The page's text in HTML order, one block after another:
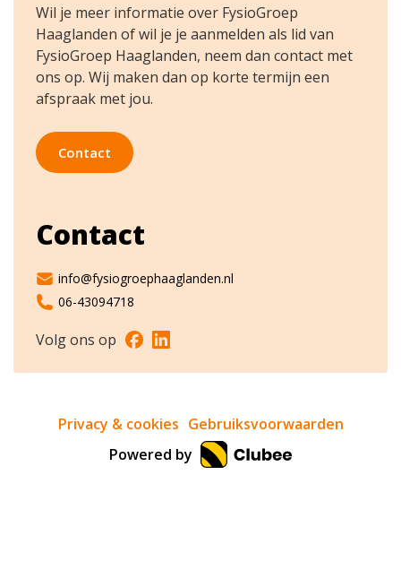
Wil je meer informatie over FysioGroep
Haaglanden of wil je je aanmelden als lid van
FysioGroep Haaglanden, neem dan contact met
ons op. Wij maken dan op korte termijn een
afspraak met jou.
Contact
Contact
info@fysiogroephaaglanden.nl
06-43094718
Volg ons op
Privacy & cookies Gebruiksvoorwaarden
Powered by